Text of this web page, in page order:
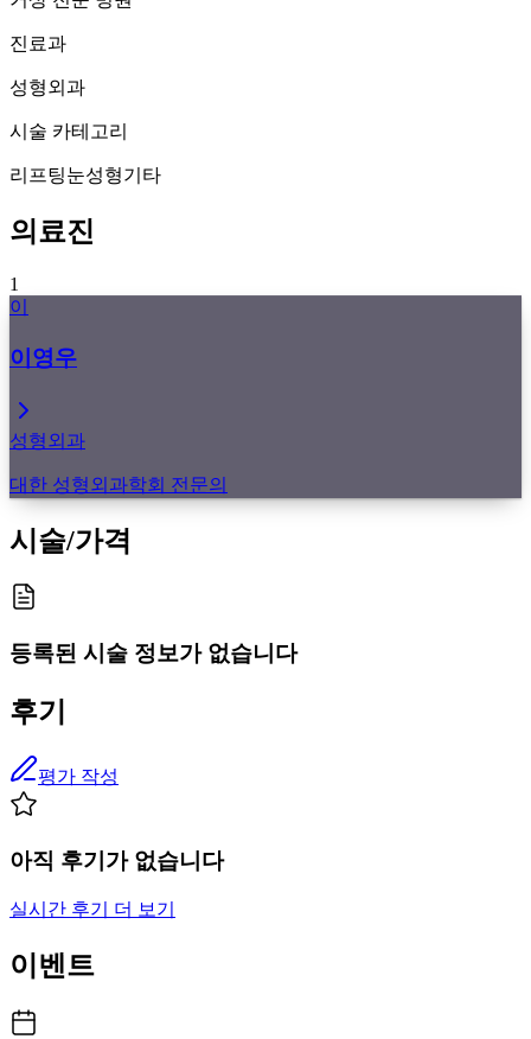
진료과
성형외과
시술 카테고리
리프팅눈성형기타
의료진
1
이
이영우
성형외과
대한 성형외과학회 전문의
시술/가격
등록된 시술 정보가 없습니다
후기
평가 작성
아직 후기가 없습니다
실시간 후기 더 보기
이벤트